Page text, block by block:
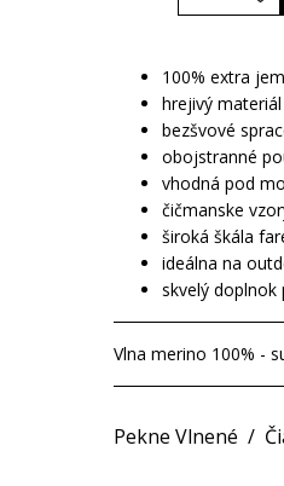
100% extra
hrejivý materiál
bezšvové
obojstranné
vhodná pod
čičmanske
široká škála
ideálna na
skvelý
Vlna merino 100% -
Pekne Vlnené /